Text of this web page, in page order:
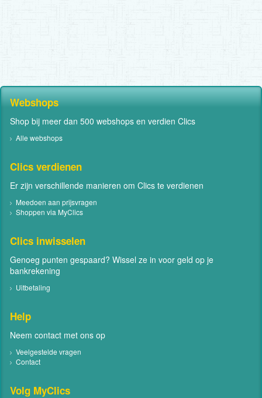
Webshops
Shop bij meer dan 500 webshops en verdien Clics
Alle webshops
Clics verdienen
Er zijn verschillende manieren om Clics te verdienen
Meedoen aan prijsvragen
Shoppen via MyClics
Clics inwisselen
Genoeg punten gespaard? Wissel ze in voor geld op je
bankrekening
Uitbetaling
Help
Neem contact met ons op
Veelgestelde vragen
Contact
Volg MyClics